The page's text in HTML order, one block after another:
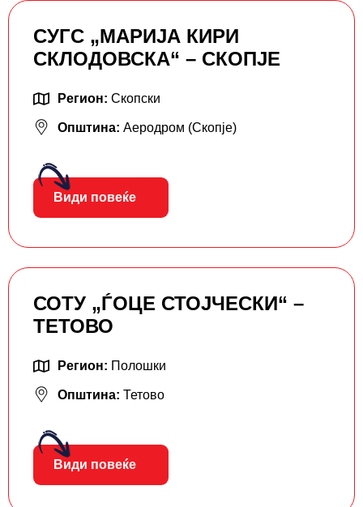
СУГС „МАРИЈА КИРИ
СКЛОДОВСКА“ – СКОПЈЕ
Регион: Скопски
Општина: Аеродром (Скопје)
Види повеќе
СОТУ „ЃОЦЕ СТОЈЧЕСКИ“ –
ТЕТОВО
Регион: Полошки
Општина: Тетово
Види повеќе